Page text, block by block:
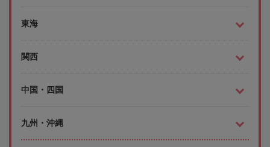
東海
関西
中国・四国
九州・沖縄